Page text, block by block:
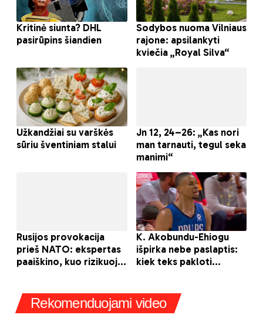
Rekomenduojami video